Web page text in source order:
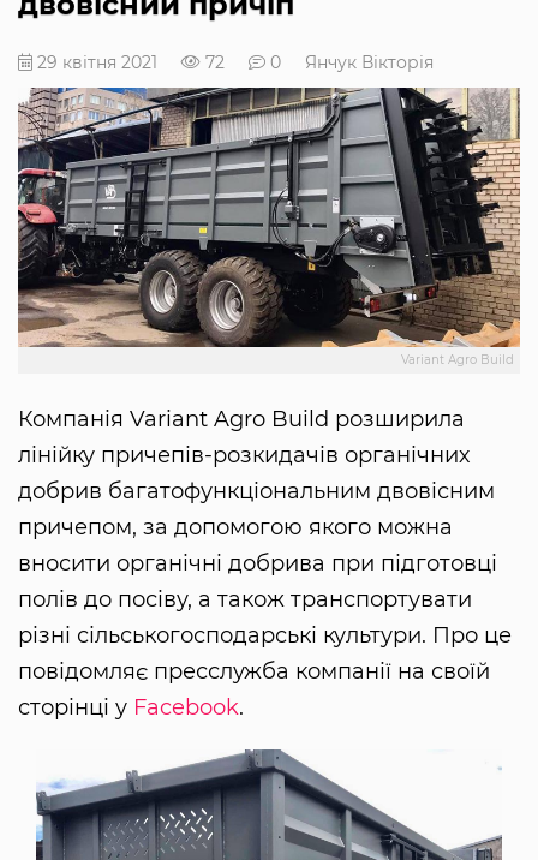
29 квітня 2021 72 0 Янчук Вікторія
Variant Agro Build
Компанія Variant Agro Build розширила
лінійку причепів-розкидачів органічних
добрив багатофункціональним двовісним
причепом, за допомогою якого можна
вносити органічні добрива при підготовці
полів до посіву, а також транспортувати
різні сільськогосподарські культури. Про це
повідомляє пресслужба компанії на своїй
сторінці у Facebook.